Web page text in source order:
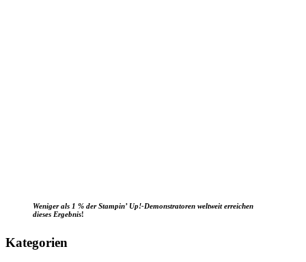
Weniger als 1 % der Stampin’ Up!-Demonstratoren weltweit erreichen
dieses Ergebnis!
Kategorien